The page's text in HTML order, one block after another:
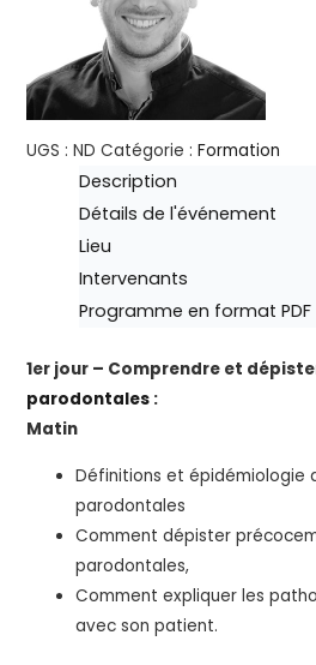
UGS :ND Catégorie :Formation
Description
Détails de l'événement
Lieu
Intervenants
Programme en format PDF
1er jour – Comprendre et
parodontales :
Matin
Définitions et épidémiologie
parodontales
Comment dépister
parodontales,
Comment expliquer les
avec son patient.